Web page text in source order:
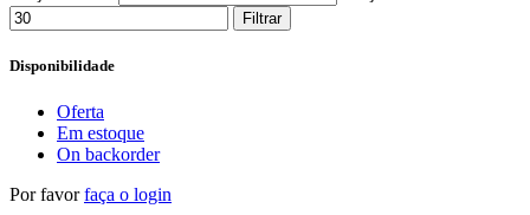
Filtrar
Disponibilidade
Oferta
Em estoque
On backorder
Por favorfaça o login